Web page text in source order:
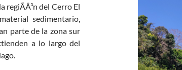
regiÃÂ³n del Cerro El
sedimentario,
parte de la zona sur
a lo largo del